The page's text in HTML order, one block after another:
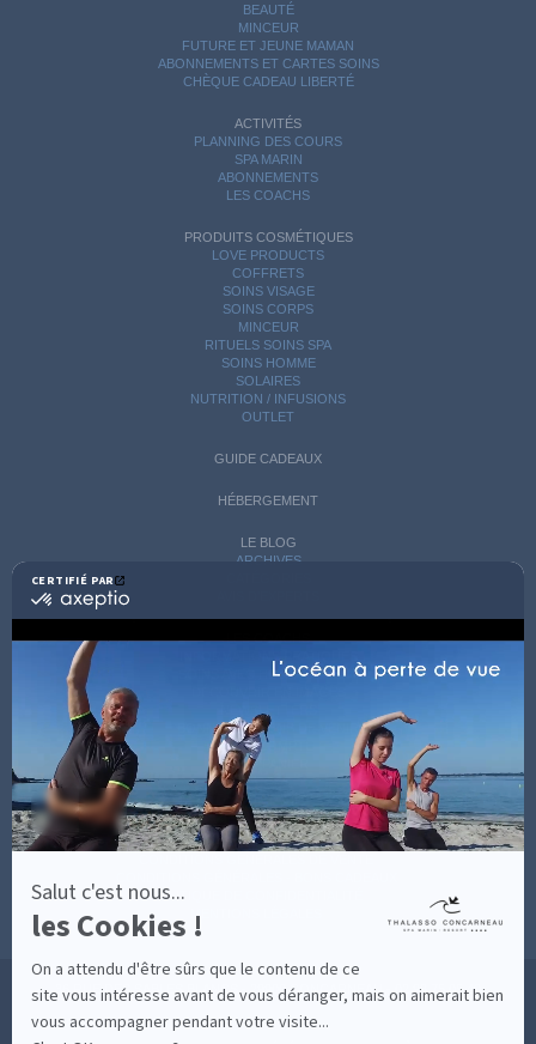
CERTIFIÉ PAR
certifié
savoir
plus
sur
Axeptio
Salut c'est nous...
les Cookies !
On a attendu d'être sûrs que le contenu de ce
site vous intéresse avant de vous déranger, mais on aimerait bien
vous accompagner pendant votre visite...
BEAUTÉ
MINCEUR
FUTURE ET JEUNE MAMAN
ABONNEMENTS ET CARTES SOINS
CHÈQUE CADEAU LIBERTÉ
ACTIVITÉS
PLANNING DES COURS
SPA MARIN
ABONNEMENTS
LES COACHS
PRODUITS COSMÉTIQUES
LOVE PRODUCTS
COFFRETS
SOINS VISAGE
SOINS CORPS
MINCEUR
RITUELS SOINS SPA
SOINS HOMME
SOLAIRES
NUTRITION / INFUSIONS
OUTLET
GUIDE CADEAUX
HÉBERGEMENT
LE BLOG
ARCHIVES
LES COACHS
SOINS AVEC HÉBERGEMENT
BONNES RAISONS DE VENIR
MON COMPTE
MON PANIER
ACCÈS
CONTACT
MESURES D'HYGIÈNE
POLITIQUE DE CONFIDENTIALITÉ
MENTIONS LÉGALES
36 RUE DES SABLES BLANCS - 29900 CONCARNEAU - 02 98 75 05 40